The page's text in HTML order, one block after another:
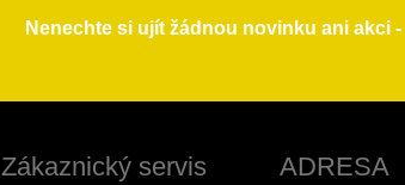
Nenechte si ujít žádnou novinku ani akci -
Zákaznický servis
ADRESA